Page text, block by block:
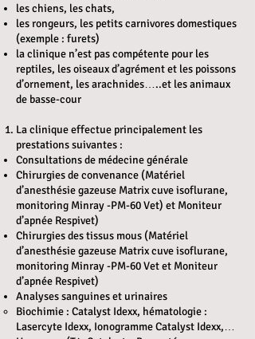
les chiens, les chats,
les rongeurs, les petits carnivores domestiques
(exemple : furets)
la clinique n’est pas compétente pour les
reptiles, les oiseaux d’agrément et les poissons
d’ornement, les arachnides…..et les animaux
de basse-cour
La clinique effectue principalement les
prestations suivantes :
Consultations de médecine générale
Chirurgies de convenance (Matériel
d’anesthésie gazeuse Matrix cuve isoflurane,
monitoring Minray -PM-60 Vet) et Moniteur
d’apnée Respivet)
Chirurgies des tissus mous (Matériel
d’anesthésie gazeuse Matrix cuve isoflurane,
monitoring Minray -PM-60 Vet et Moniteur
d’apnée Respivet)
Analyses sanguines et urinaires
Biochimie : Catalyst Idexx, hématologie :
Lasercyte Idexx, Ionogramme Catalyst Idexx,…